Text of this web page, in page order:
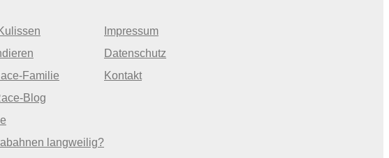
Familie
Blog
langweilig?
Impressum
Datenschutz
Kontakt